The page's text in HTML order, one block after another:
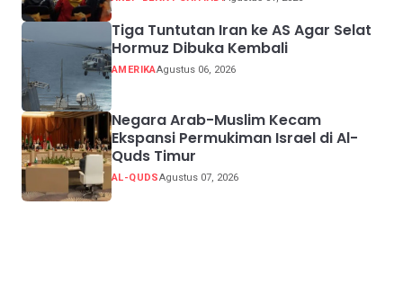
Tiga Tuntutan Iran ke AS Agar Selat
Hormuz Dibuka Kembali
AMERIKAAgustus 06, 2026
Negara Arab-Muslim Kecam
Ekspansi Permukiman Israel di Al-
Quds Timur
AL-QUDSAgustus 07, 2026